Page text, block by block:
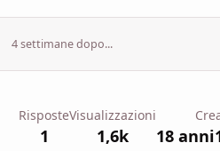
4 settimane dopo...
Risposte
1
Visualizzazioni
1,6k 18 anni